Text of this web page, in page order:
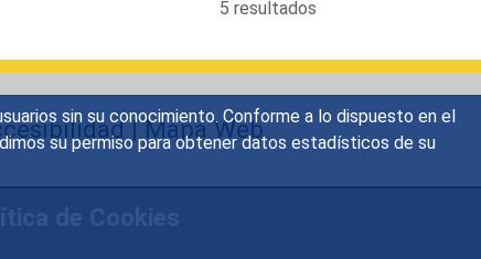
sin su conocimiento. Conforme a lo dispuesto en el
su permiso para obtener datos estadísticos de su
5 resultados
|Mapa Web
de Cookies